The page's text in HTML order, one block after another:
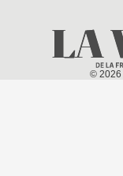
© 2026